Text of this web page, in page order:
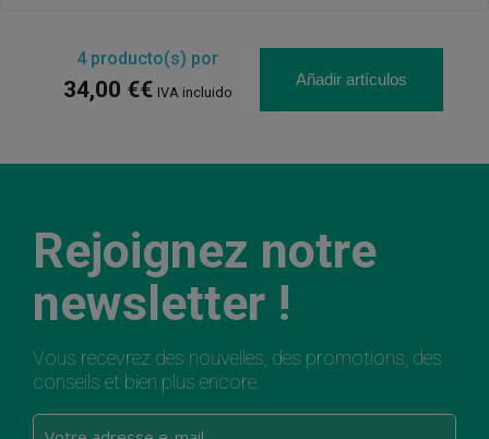
4producto(s) por
34,00 €€ IVA incluido
Añadir artículos
Rejoignez notre
newsletter !
Vous recevrez des nouvelles, des promotions, des
conseils et bien plus encore.